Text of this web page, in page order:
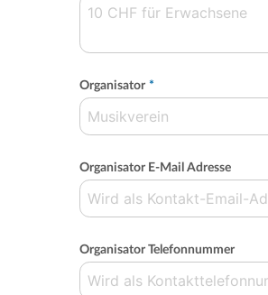
Organisator *
Organisator E-Mail Adresse
Organisator Telefonnummer